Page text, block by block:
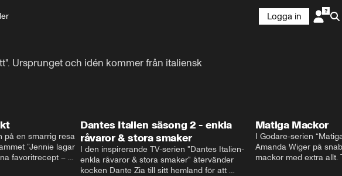
Logga in
Ursprunget och idén kommer från italiensk
på en smarrig resa
”Jennie lagar
favoritrecept –
Dantes Italien säsong 2 - enkla
råvaror & stora smaker
I den inspirerande TV-serien "Dantes Italien-
enkla råvaror & stora smaker" återvänder
kocken Dante Zia till sitt hemland för att
Matiga Mackor
I Godare-serien
Amanda Wiger på
mackor med extra allt.